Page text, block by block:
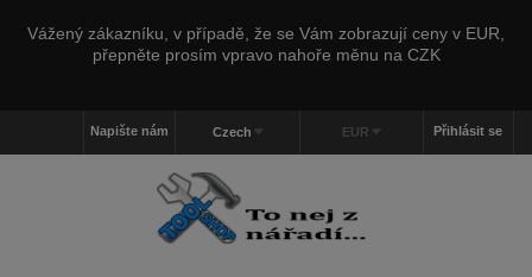
Vážený zákazníku, v případě, že se Vám zobrazují ceny v EUR,
přepněte prosím vpravo nahoře měnu na CZK
Přihlásit se
EUR
Czech
Napište nám